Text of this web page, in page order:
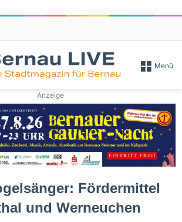
Menü
Anzeige
Fördermittel
und Werneuchen